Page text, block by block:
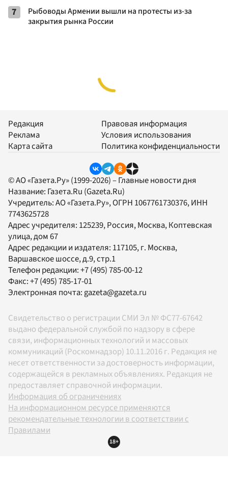
7
Рыбоводы Армении вышли на протесты из-за
закрытия рынка России
Редакция
Реклама
Карта сайта
Правовая информация
Условия использования
Политика конфиденциальности
© АО «Газета.Ру» (1999-2026) – Главные новости дня
Название: Газета.Ru (Gazeta.Ru)
Учредитель:АО «Газета.Ру», ОГРН 1067761730376, ИНН
7743625728
Адрес учредителя: 125239, Россия, Москва, Коптевская
улица, дом 67
Адрес редакции и издателя: 117105, г. Москва,
Варшавское шоссе, д.9, стр.1
Телефон редакции:+7 (495) 785-00-12
Факс:+7 (495) 785-17-01
Электронная почта: gazeta@gazeta.ru
Свидетельство о регистрации СМИ Эл № ФС77-67642
выдано федеральной службой по надзору в сфере
связи, информационных технологий и массовых
коммуникаций (Роскомнадзор) 10.11.2016 г. Редакция не
несет ответственности за достоверность информации,
содержащейся в рекламных объявлениях. Редакция не
предоставляет справочной информации.
Информация об ограничениях
На информационном ресурсе применяются
рекомендательные технологии в соответствии с
Правилами
18+